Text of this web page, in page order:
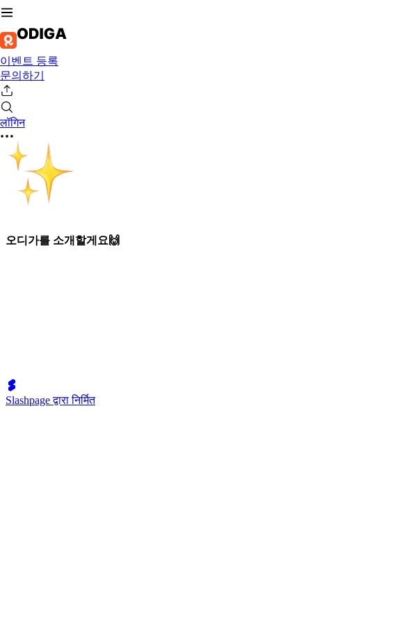
이벤트 등록
문의하기
लॉगिन
오디가를 소개할게요🙌
Slashpage द्वारा निर्मित